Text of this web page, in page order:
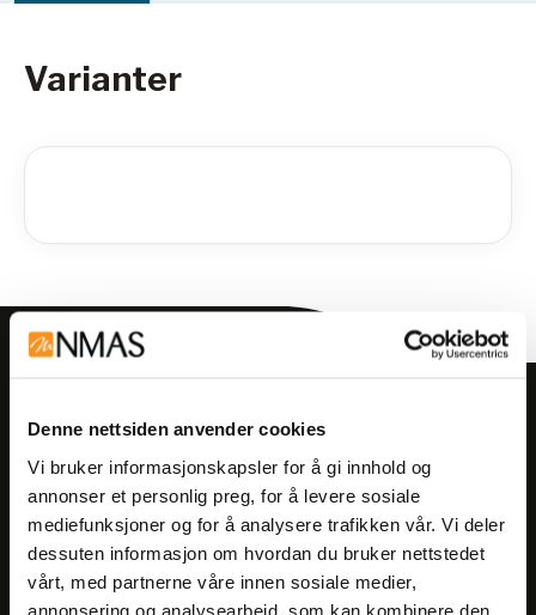
Denne nettsiden anvender cookies
Vi bruker informasjonskapsler for å gi innhold og
annonser et personlig preg, for å levere sosiale
mediefunksjoner og for å analysere trafikken vår. Vi deler
dessuten informasjon om hvordan du bruker nettstedet
vårt, med partnerne våre innen sosiale medier,
annonsering og analysearbeid, som kan kombinere den
Varianter
Meld deg på vårt nyhetsbrev!
arrangementer og kampanjer.
Meld på nyhetsbrev